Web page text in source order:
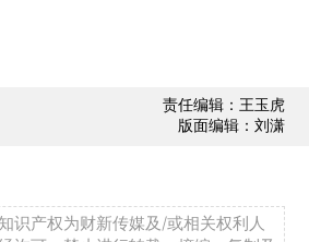
责任编辑：王玉虎
版面编辑：刘潇
识产权为财新传媒及/或相关权利人